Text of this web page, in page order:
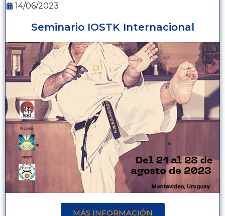
14/06/2023
Seminario IOSTK Internacional
MÁS INFORMACIÓN